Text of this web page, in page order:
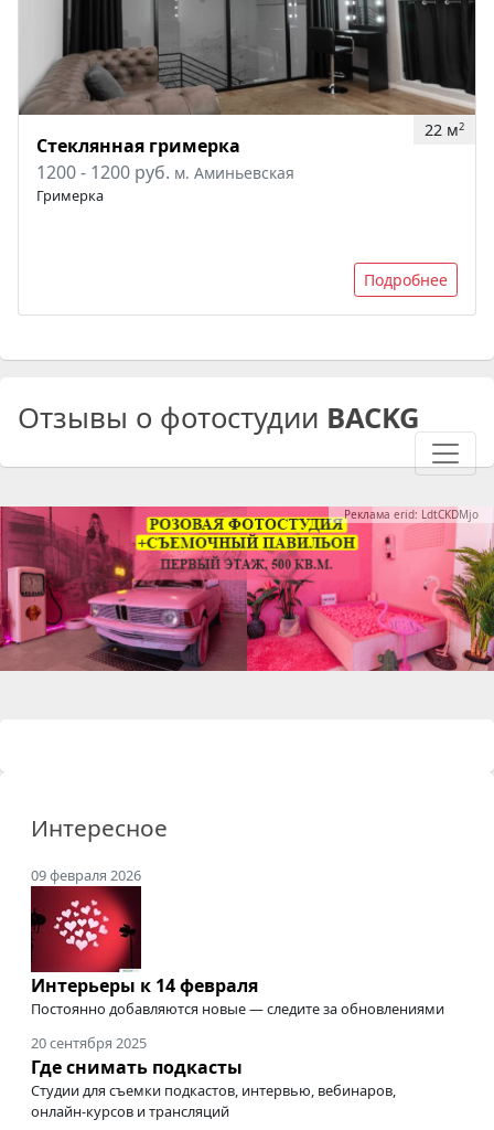
22 м2
Стеклянная гримерка
1200 - 1200 руб. м. Аминьевская
Гримерка
Подробнее
Отзывы о фотостудии BACKG
Реклама erid: LdtCKDMjo
Интересное
09 февраля 2026
Интерьеры к 14 февраля
Постоянно добавляются новые — следите за обновлениями
20 сентября 2025
Где снимать подкасты
Студии для съемки подкастов, интервью, вебинаров,
онлайн-курсов и трансляций